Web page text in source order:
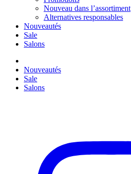
Nouveau dans l’assortiment
Alternatives responsables
Nouveautés
Sale
Salons
Nouveautés
Sale
Salons